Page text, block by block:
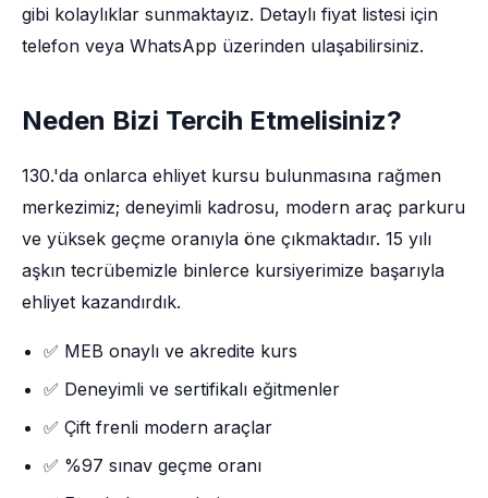
gibi kolaylıklar sunmaktayız. Detaylı fiyat listesi için
telefon veya WhatsApp üzerinden ulaşabilirsiniz.
Neden Bizi Tercih Etmelisiniz?
130.'da onlarca ehliyet kursu bulunmasına rağmen
merkezimiz; deneyimli kadrosu, modern araç parkuru
ve yüksek geçme oranıyla öne çıkmaktadır. 15 yılı
aşkın tecrübemizle binlerce kursiyerimize başarıyla
ehliyet kazandırdık.
✅ MEB onaylı ve akredite kurs
✅ Deneyimli ve sertifikalı eğitmenler
✅ Çift frenli modern araçlar
✅ %97 sınav geçme oranı